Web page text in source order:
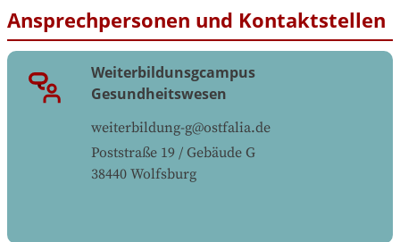
Ansprechpersonen und Kontaktstellen
Weiterbildunsgcampus
Gesundheitswesen
weiterbildung-g@ostfalia.de
Poststraße 19 / Gebäude G
38440 Wolfsburg